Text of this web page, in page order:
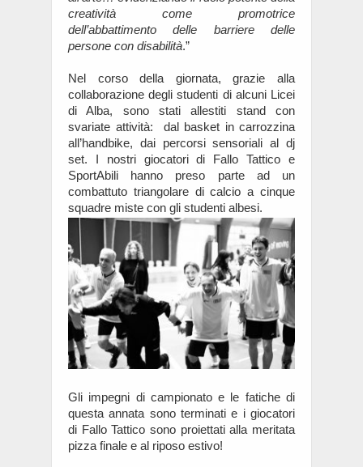
creatività come promotrice
dell’abbattimento delle barriere delle
persone con disabilità.”
Nel corso della giornata, grazie alla
collaborazione degli studenti di alcuni Licei
di Alba, sono stati allestiti stand con
svariate attività: dal basket in carrozzina
all’handbike, dai percorsi sensoriali al dj
set. I nostri giocatori di Fallo Tattico e
SportAbili hanno preso parte ad un
combattuto triangolare di calcio a cinque
squadre miste con gli studenti albesi.
Gli impegni di campionato e le fatiche di
questa annata sono terminati e i giocatori
di Fallo Tattico sono proiettati alla meritata
pizza finale e al riposo estivo!